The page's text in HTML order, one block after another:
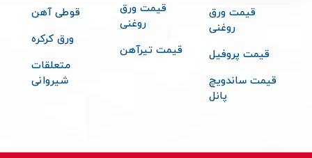
قیمت ورق
روغنی
قیمت پروفیل
قیمت ساندویچ
پانل
قیمت ورق
روغنی
قیمت تیرآهن
قوطی آهن
ورق کرکره
متعلقات
شیروانی